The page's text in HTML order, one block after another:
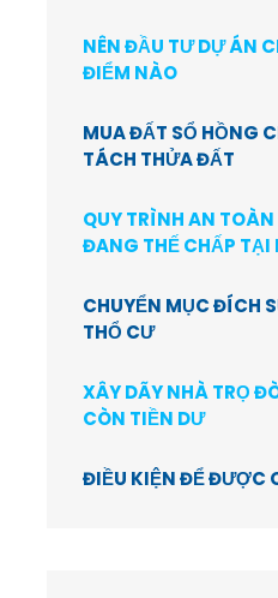
NÊN ĐẦU TƯ DỰ ÁN
ĐIỂM NÀO
MUA ĐẤT SỔ HỒNG
TÁCH THỬA ĐẤT
QUY TRÌNH AN
ĐANG THẾ CHẤP
CHUYỂN MỤC ĐÍCH
THỔ CƯ
XÂY DÃY NHÀ TRỌ
CÒN TIỀN DƯ
ĐIỀU KIỆN ĐỂ ĐƯỢC